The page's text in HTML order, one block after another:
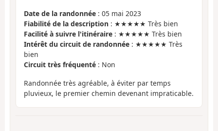
Date de la randonnée : 05 mai 2023
Fiabilité de la description : ★★★★★ Très bien
Facilité à suivre l'itinéraire : ★★★★★ Très bien
Intérêt du circuit de randonnée : ★★★★★ Très
bien
Circuit très fréquenté : Non
Randonnée très agréable, à éviter par temps
pluvieux, le premier chemin devenant impraticable.